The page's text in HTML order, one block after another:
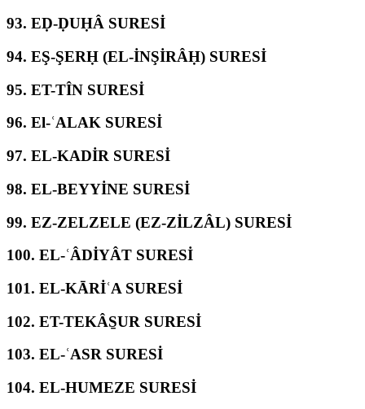
93. EḌ-ḌUḤÂ SURESİ
94. EŞ-ŞERḤ (EL-İNŞİRÂḤ) SURESİ
95. ET-TÎN SURESİ
96. El-ʿALAK SURESİ
97. EL-KADİR SURESİ
98. EL-BEYYİNE SURESİ
99. EZ-ZELZELE (EZ-ZİLZÂL) SURESİ
100. EL-ʿÂDİYÂT SURESİ
101. EL-KĀRİʿA SURESİ
102. ET-TEKÂS̱UR SURESİ
103. EL-ʿASR SURESİ
104. EL-HUMEZE SURESİ